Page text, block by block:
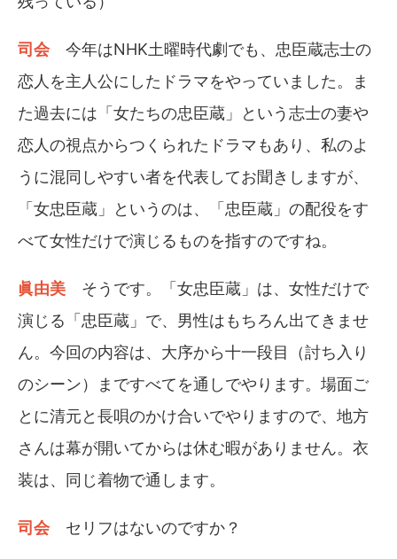
司会
今年はNHK土曜時代劇でも、忠臣蔵志士の
恋人を主人公にしたドラマをやっていました。ま
た過去には「女たちの忠臣蔵」という志士の妻や
恋人の視点からつくられたドラマもあり、私のよ
うに混同しやすい者を代表してお聞きしますが、
「女忠臣蔵」というのは、「忠臣蔵」の配役をす
べて女性だけで演じるものを指すのですね。
眞由美
そうです。「女忠臣蔵」は、女性だけで
演じる「忠臣蔵」で、男性はもちろん出てきませ
ん。今回の内容は、大序から十一段目（討ち入り
のシーン）まですべてを通しでやります。場面ご
とに清元と長唄のかけ合いでやりますので、地方
さんは幕が開いてからは休む暇がありません。衣
装は、同じ着物で通します。
司会 セリフはないのですか？